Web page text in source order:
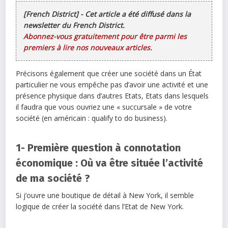
[French District] - Cet article a été diffusé dans la
newsletter du French District.
Abonnez-vous gratuitement pour être parmi les
premiers à lire nos nouveaux articles.
Précisons également que créer une société dans un État
particulier ne vous empêche pas d’avoir une activité et une
présence physique dans d’autres Etats, Etats dans lesquels
il faudra que vous ouvriez une « succursale » de votre
société (en américain : qualify to do business).
1- Première question à connotation
économique : Où va être située l’activité
de ma société ?
Si j’ouvre une boutique de détail à New York, il semble
logique de créer la société dans l’Etat de New York.